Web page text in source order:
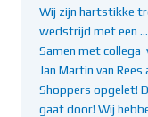
Wij zijn hartstikke
wedstrijd met een …
Samen met
Jan Martin van
Shoppers opgelet!
gaat door! Wij